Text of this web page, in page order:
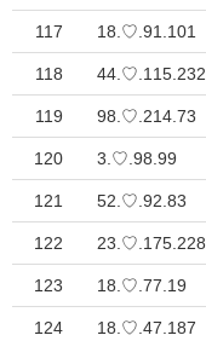
117 18.♡.91.101
118 44.♡.115.232
119 98.♡.214.73
120 3.♡.98.99
121 52.♡.92.83
122 23.♡.175.228
123 18.♡.77.19
124 18.♡.47.187